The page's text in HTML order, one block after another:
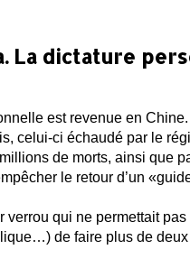
La dictature
est revenue en Chine.
celui-ci échaudé par le
de morts, ainsi que
le retour d’un
qui ne permettait
de faire plus de